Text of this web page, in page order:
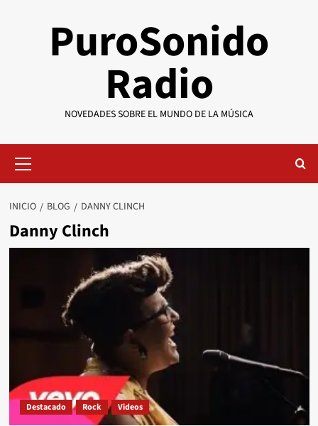
PuroSonido
Radio
NOVEDADES SOBRE EL MUNDO DE LA MÚSICA
primario
INICIO BLOG DANNY CLINCH
Danny Clinch
Destacado Rock Videos